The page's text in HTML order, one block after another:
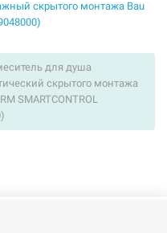
скрытого монтажа Bau
для душа
скрытого монтажа
SMARTCONTROL
скрытого монтажа